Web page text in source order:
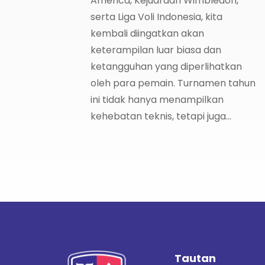
serta Liga Voli Indonesia, kita
kembali diingatkan akan
keterampilan luar biasa dan
ketangguhan yang diperlihatkan
oleh para pemain. Turnamen tahun
ini tidak hanya menampilkan
kehebatan teknis, tetapi juga...
Tautan